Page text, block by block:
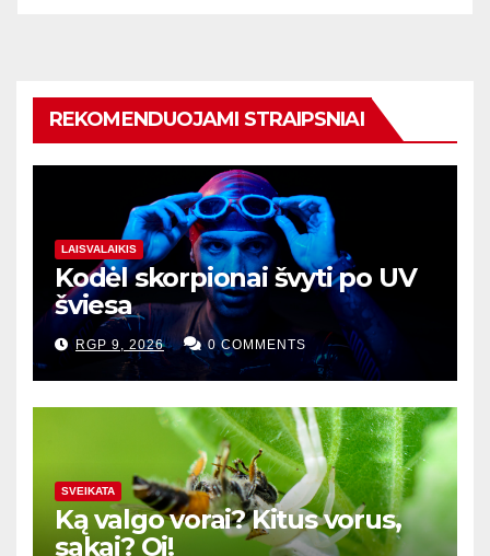
REKOMENDUOJAMI STRAIPSNIAI
LAISVALAIKIS
Kodėl skorpionai švyti po UV
šviesa
RGP 9, 2026 0 COMMENTS
SVEIKATA
Ką valgo vorai? Kitus vorus,
sakai? Oi!